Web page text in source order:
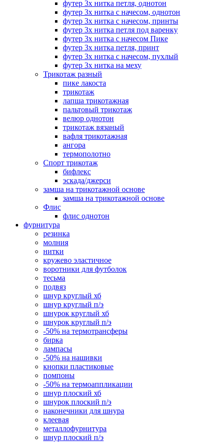
футер 3х нитка петля, однотон
футер 3х нитка с начесом, однотон
футер 3х нитка с начесом, принты
футер 3х нитка петля под варенку
футер 3х нитка с начесом Пике
футер 3х нитка петля, принт
футер 3х нитка с начесом, пухлый
футер 3х нитка на меху
Трикотаж разный
пике лакоста
трикотаж
лапша трикотажная
пальтовый трикотаж
велюр однотон
трикотаж вязаный
вафля трикотажная
ангора
термополотно
Спорт трикотаж
бифлекс
эскада/джерси
замша на трикотажной основе
замша на трикотажной основе
Флис
флис однотон
фурнитура
резинка
молния
нитки
кружево эластичное
воротники для футболок
тесьма
подвяз
шнур круглый хб
шнур круглый п/э
шнурок круглый хб
шнурок круглый п/э
-50% на термотрансферы
бирка
лампасы
-50% на нашивки
кнопки пластиковые
помпоны
-50% на термоаппликации
шнур плоский хб
шнурок плоский п/э
наконечники для шнура
клеевая
металлофурнитура
шнур плоский п/э